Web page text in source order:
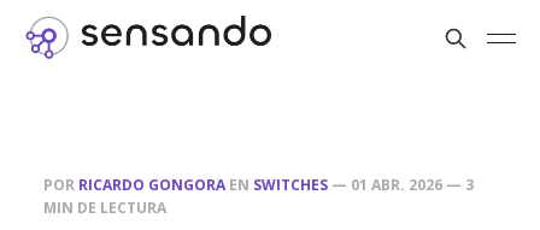
POR RICARDO GONGORA EN SWITCHES — 01 ABR. 2026 — 3
MIN DE LECTURA